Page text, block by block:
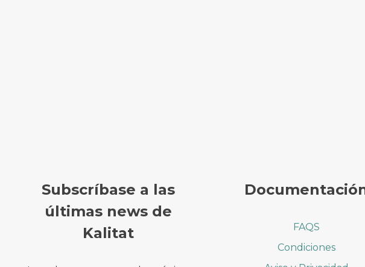
Subscríbase a las
últimas news de
Kalitat
FAQS
Condiciones